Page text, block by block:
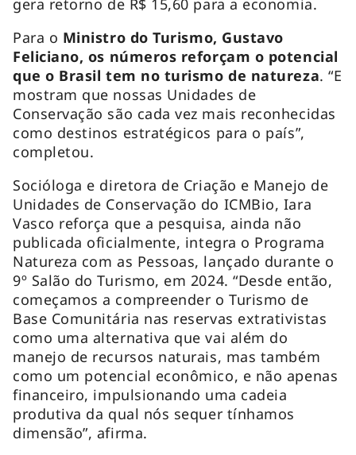
Para o Ministro do Turismo, Gustavo
Feliciano, os números reforçam o potencial
que o Brasil tem no turismo de natureza. “E
mostram que nossas Unidades de
Conservação são cada vez mais reconhecidas
como destinos estratégicos para o país”,
completou.
Socióloga e diretora de Criação e Manejo de
Unidades de Conservação do ICMBio, Iara
Vasco reforça que a pesquisa, ainda não
publicada oficialmente, integra o Programa
Natureza com as Pessoas, lançado durante o
9º Salão do Turismo, em 2024. “Desde então,
começamos a compreender o Turismo de
Base Comunitária nas reservas extrativistas
como uma alternativa que vai além do
manejo de recursos naturais, mas também
como um potencial econômico, e não apenas
financeiro, impulsionando uma cadeia
produtiva da qual nós sequer tínhamos
dimensão”, afirma.